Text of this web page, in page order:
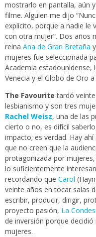
mostrarlo en pantalla, aún
filme. Alguien me dijo
explícito, porque a nadie le
con otra mujer”. Dos años
reina Ana de Gran Bretaña
mujeres fue seleccionada
Academia estadounidense,
Venecia y el Globo de Oro
The Favourite tardó
lesbianismo y son tres
Rachel Weisz, una de las
cierto o no, es difícil
impacto; es verdad. Hay
que no creen que la
protagonizada por
lo suficientemente
recordando que Carol
veinte años en tocar salas
escribir, producir, dirigir,
proyecto pasión, La
de inversión porque
mujeres.